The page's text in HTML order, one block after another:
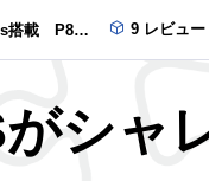
P8Z68-V 9 レビュー
シャ